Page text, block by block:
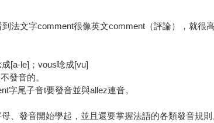
法文字comment很像英文comment（評論），就很
[a-le]；vous唸成[vu]
發音的。
字尾子音t要發音並與allez連音。
、發音開始學起，並且還要掌握法語的各類發音規